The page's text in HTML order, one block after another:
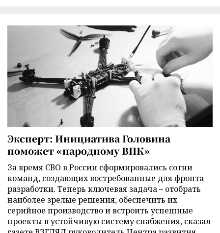
Эксперт: Инициатива Головина
поможет «народному ВПК»
За время СВО в России сформировались сотни
команд, создающих востребованные для фронта
разработки. Теперь ключевая задача – отобрать
наиболее зрелые решения, обеспечить их
серийное производство и встроить успешные
проекты в устойчивую систему снабжения, сказал